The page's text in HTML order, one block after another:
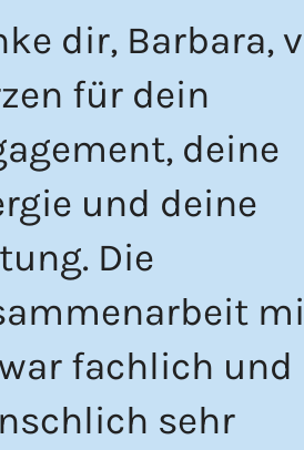
dir, Barbara,
für dein
deine
und deine
Die
fachlich und
sehr